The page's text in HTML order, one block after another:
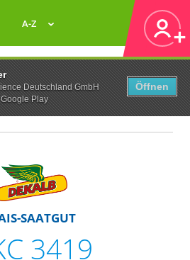
Deutschland GmbH
Play
Öffnen
A-Z
SAATGUT
3419